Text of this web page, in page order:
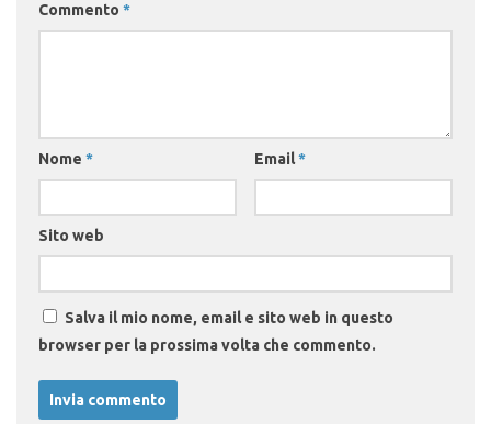
Commento *
Nome * Email*
Sito web
Salva il mio nome, email e sito web in questo
browser per la prossima volta che commento.